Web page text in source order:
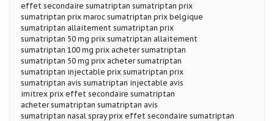
effet secondaire sumatriptan sumatriptan prix
sumatriptan prix maroc sumatriptan prix belgique
sumatriptan allaitement sumatriptan prix
sumatriptan 50 mg prix sumatriptan allaitement
sumatriptan 100 mg prix acheter sumatriptan
sumatriptan 50 mg prix acheter sumatriptan
sumatriptan injectable prix sumatriptan prix
sumatriptan avis sumatriptan injectable avis
imitrex prix effet secondaire sumatriptan
acheter sumatriptan sumatriptan avis
sumatriptan nasal spray prix effet secondaire sumatriptan